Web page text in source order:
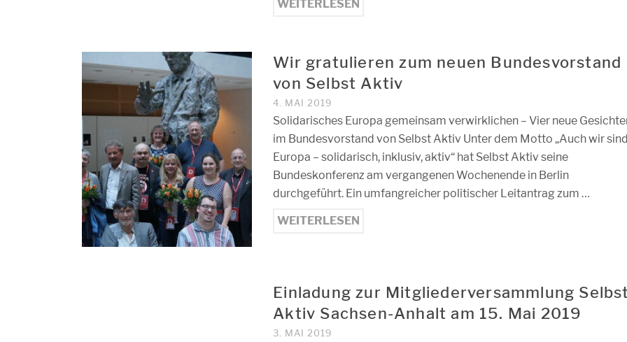
WEITERLESEN
Wir gratulieren zum neuen Bundesvorstand
von Selbst Aktiv
4. MAI 2019
Solidarisches Europa gemeinsam verwirklichen – Vier neue
im Bundesvorstand von Selbst Aktiv Unter dem Motto „Auch wir
Europa – solidarisch, inklusiv, aktiv“ hat Selbst Aktiv seine
Bundeskonferenz am vergangenen Wochenende in Berlin
durchgeführt. Ein umfangreicher politischer Leitantrag zum …
WEITERLESEN
Einladung zur Mitgliederversammlung
Aktiv Sachsen-Anhalt am 15. Mai 2019
3. MAI 2019